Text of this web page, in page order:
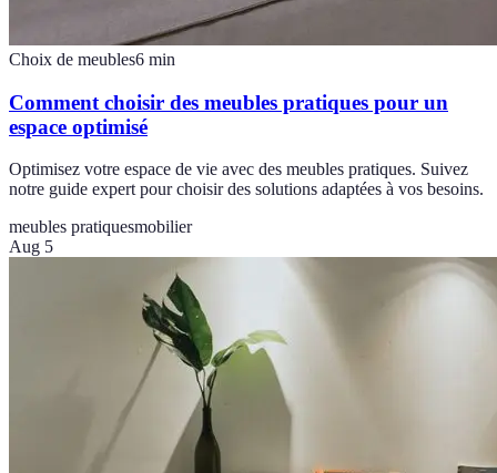
Choix de meubles6 min
Comment choisir des meubles pratiques pour un
espace optimisé
Optimisez votre espace de vie avec des meubles pratiques. Suivez
notre guide expert pour choisir des solutions adaptées à vos besoins.
meubles pratiquesmobilier
Aug 5